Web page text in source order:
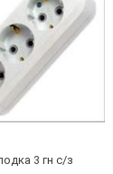
3 гн с/з